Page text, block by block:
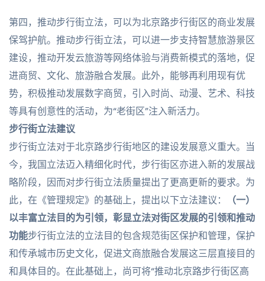
第四，推动步行街立法，可以为北京路步行街区的商业发展
保驾护航。推动步行街立法，可以进一步支持智慧旅游景区
建设，推动开发云旅游等网络体验与消费新模式的落地，促
进商贸、文化、旅游融合发展。此外，能够再利用现有优
势，积极推动发展数字商贸，引入时尚、动漫、艺术、科技
等具有创意性的活动，为“老街区”注入新活力。
步行街立法建议
步行街立法对于北京路步行街地区的建设发展意义重大。当
今，我国立法迈入精细化时代，步行街区亦进入新的发展战
略阶段，因而对步行街立法质量提出了更高更新的要求。为
此，在《管理规定》的基础上，提出以下立法建议：
（一）
以丰富立法目的为引领，彰显立法对街区发展的引领和推动
功能步行街立法的立法目的包含规范街区保护和管理，保护
和传承城市历史文化，促进文商旅融合发展这三层直接目的
和具体目的。在此基础上，尚可将“推动北京路步行街区高